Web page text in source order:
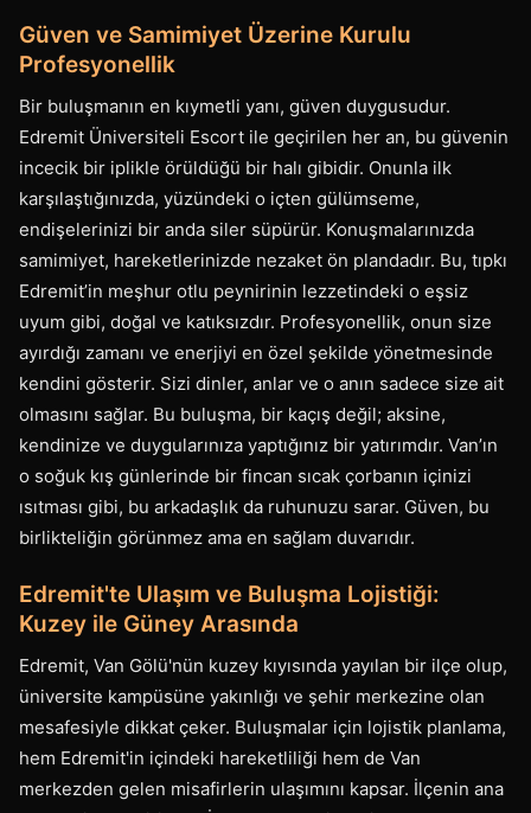
Güven ve Samimiyet Üzerine Kurulu
Profesyonellik
Bir buluşmanın en kıymetli yanı, güven duygusudur.
Edremit Üniversiteli Escort ile geçirilen her an, bu güvenin
incecik bir iplikle örüldüğü bir halı gibidir. Onunla ilk
karşılaştığınızda, yüzündeki o içten gülümseme,
endişelerinizi bir anda siler süpürür. Konuşmalarınızda
samimiyet, hareketlerinizde nezaket ön plandadır. Bu, tıpkı
Edremit’in meşhur otlu peynirinin lezzetindeki o eşsiz
uyum gibi, doğal ve katıksızdır. Profesyonellik, onun size
ayırdığı zamanı ve enerjiyi en özel şekilde yönetmesinde
kendini gösterir. Sizi dinler, anlar ve o anın sadece size ait
olmasını sağlar. Bu buluşma, bir kaçış değil; aksine,
kendinize ve duygularınıza yaptığınız bir yatırımdır. Van’ın
o soğuk kış günlerinde bir fincan sıcak çorbanın içinizi
ısıtması gibi, bu arkadaşlık da ruhunuzu sarar. Güven, bu
birlikteliğin görünmez ama en sağlam duvarıdır.
Edremit'te Ulaşım ve Buluşma Lojistiği:
Kuzey ile Güney Arasında
Edremit, Van Gölü'nün kuzey kıyısında yayılan bir ilçe olup,
üniversite kampüsüne yakınlığı ve şehir merkezine olan
mesafesiyle dikkat çeker. Buluşmalar için lojistik planlama,
hem Edremit'in içindeki hareketliliği hem de Van
merkezden gelen misafirlerin ulaşımını kapsar. İlçenin ana